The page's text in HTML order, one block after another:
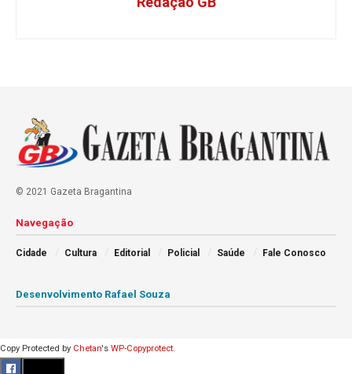
© 2021 Gazeta Bragantina
Navegação
Cidade Cultura Editorial Policial Saúde Fale Conosco
Desenvolvimento Rafael Souza
Copy Protected by Chetan's WP-Copyprotect.